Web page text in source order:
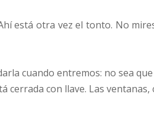
está otra vez el tonto. No
cuando entremos: no sea
cerrada con llave. Las